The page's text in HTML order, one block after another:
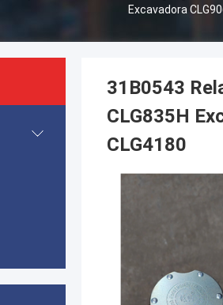
Excavadora
31B0543
CLG835H
CLG4180